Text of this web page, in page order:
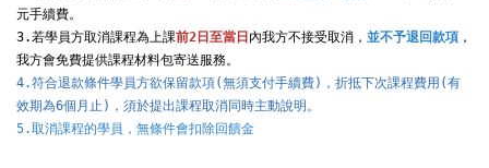
元手續費。
3.若學員方取消課程為上課前2日至當日內我方不接受取消， 並不予退回款項 ，
4.符合退款條件學員方欲保留款項(無須支付手續費)，折抵下次課程費用(有
效期為6個月止)，須於提出課程取消同時主動說明。
5.取消課程的學員，無條件會扣除回饋金